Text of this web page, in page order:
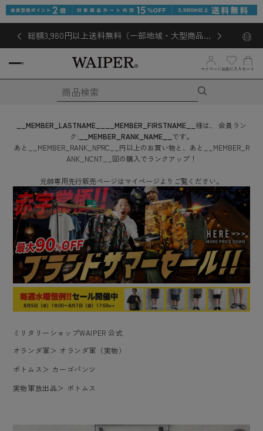
総額3,980円以上送料無料（一部地域・大型商品対
象外あり）
マイページ お気に入り カート
__MEMBER_LASTNAME__ __MEMBER_FIRSTNAME__ 様は、
会員ラン
ク: __MEMBER_RANK_NAME__ です。
あと
__MEMBER_RANK_NPRC__ 円以上のお買い物と、あと
__MEMBER_R
ANK_NCNT__ 回の購入でランクアップ！
元帥専用先行販売ページはマイページよりご覧ください。
ミリタリーショップWAIPER 公式
オランダ軍＞ オランダ軍（実物）
ボトムス ＞ カーゴパンツ
実物軍放出品＞ ボトムス